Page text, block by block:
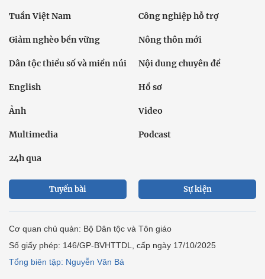
Tuần Việt Nam Công nghiệp hỗ trợ
Giảm nghèo bền vững Nông thôn mới
Dân tộc thiểu số và miền núi Nội dung chuyên đề
English Hồ sơ
Ảnh Video
Multimedia Podcast
24h qua
Tuyến bài Sự kiện
Cơ quan chủ quản: Bộ Dân tộc và Tôn giáo
Số giấy phép: 146/GP-BVHTTDL, cấp ngày 17/10/2025
Tổng biên tập: Nguyễn Văn Bá